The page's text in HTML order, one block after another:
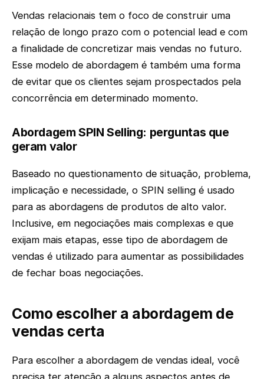
Vendas relacionais tem o foco de construir uma
relação de longo prazo com o potencial lead e com
a finalidade de concretizar mais vendas no futuro.
Esse modelo de abordagem é também uma forma
de evitar que os clientes sejam prospectados pela
concorrência em determinado momento.
Abordagem SPIN Selling: perguntas que
geram valor
Baseado no questionamento de situação, problema,
implicação e necessidade, o SPIN selling é usado
para as abordagens de produtos de alto valor.
Inclusive, em negociações mais complexas e que
exijam mais etapas, esse tipo de abordagem de
vendas é utilizado para aumentar as possibilidades
de fechar boas negociações.
Como escolher a abordagem de
vendas certa
Para escolher a abordagem de vendas ideal, você